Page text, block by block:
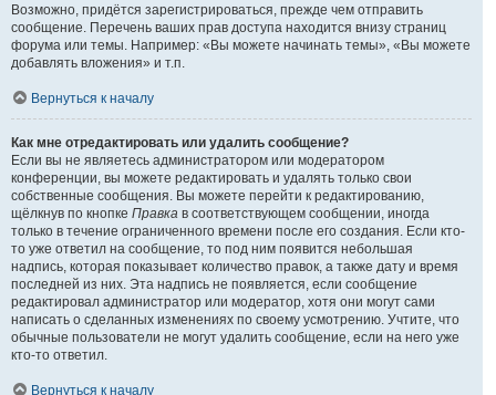
Возможно, придётся зарегистрироваться, прежде чем отправить
сообщение. Перечень ваших прав доступа находится внизу страниц
форума или темы. Например: «Вы можете начинать темы», «Вы можете
добавлять вложения» и т.п.
Вернуться к началу
Как мне отредактировать или удалить сообщение?
Если вы не являетесь администратором или модератором
конференции, вы можете редактировать и удалять только свои
собственные сообщения. Вы можете перейти к редактированию,
щёлкнув по кнопке Правка в соответствующем сообщении, иногда
только в течение ограниченного времени после его создания. Если кто-
то уже ответил на сообщение, то под ним появится небольшая
надпись, которая показывает количество правок, а также дату и время
последней из них. Эта надпись не появляется, если сообщение
редактировал администратор или модератор, хотя они могут сами
написать о сделанных изменениях по своему усмотрению. Учтите, что
обычные пользователи не могут удалить сообщение, если на него уже
кто-то ответил.
Вернуться к началу